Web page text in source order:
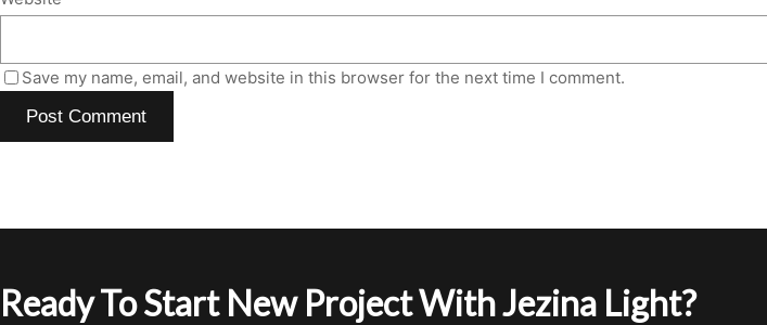
Save my name, email, and website in this browser for the next time I comment.
Ready To Start New Project With Jezina Light?